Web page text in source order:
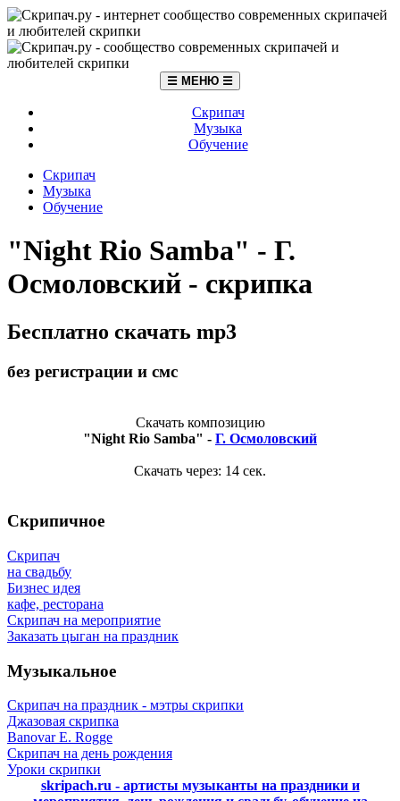
☰ МЕНЮ ☰
Скрипач
Музыка
Обучение
Скрипач
Музыка
Обучение
"Night Rio Samba" - Г.
Осмоловский - скрипка
Бесплатно скачать mp3
без регистрации и смс
Скачать композицию
"Night Rio Samba" - Г. Осмоловский
Скачать через: 14 сек.
Скрипичное
Скрипач
на свадьбу
Бизнес идея
кафе, ресторана
Скрипач на мероприятие
Заказать цыган на праздник
Музыкальное
Скрипач на праздник - мэтры скрипки
Джазовая скрипка
Banovar E. Rogge
Скрипач на день рождения
Уроки скрипки
skripach.ru - артисты музыканты на праздники и